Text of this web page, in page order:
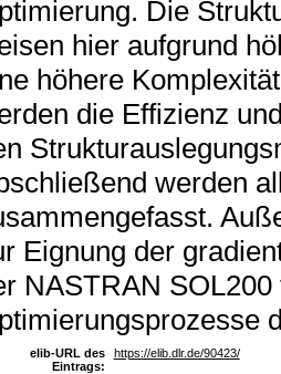
Die
hier aufgrund
höhere
die Effizienz
werden
Eignung der
NASTRAN
elib-URL des
Eintrags:
https://elib.dlr.de/90423/